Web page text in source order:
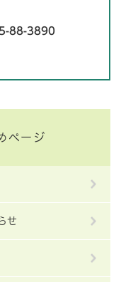
88-3890
ページ
せ